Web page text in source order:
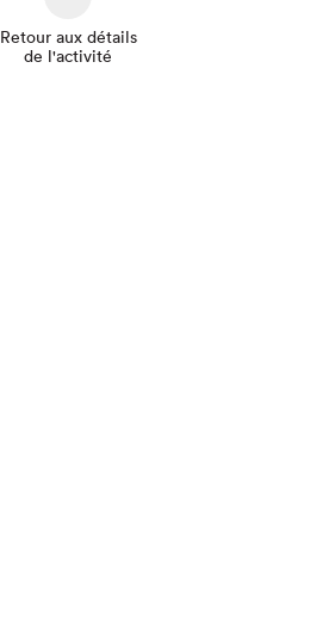
Retour aux détails
de l'activité